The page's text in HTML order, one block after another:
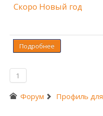
Подробнее
Скоро Новый год
1
Форум Профиль для